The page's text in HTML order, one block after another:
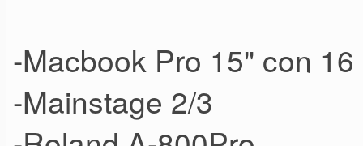
-Macbook Pro 15" con
-Mainstage 2/3